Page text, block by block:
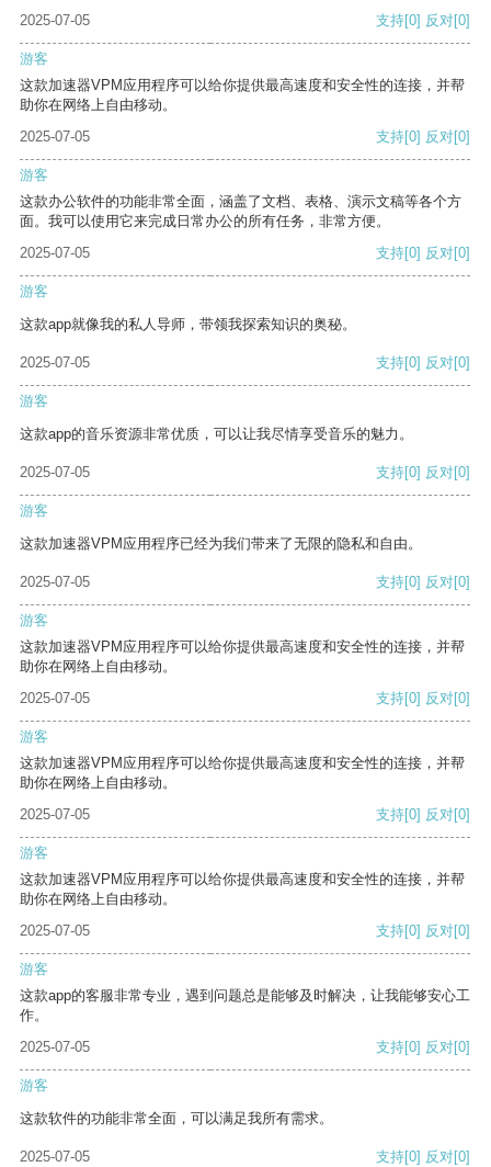
2025-07-05
支持[0] 反对[0]
游客
这款加速器VPM应用程序可以给你提供最高速度和安全性的连接，并帮
助你在网络上自由移动。
2025-07-05
支持[0] 反对[0]
游客
这款办公软件的功能非常全面，涵盖了文档、表格、演示文稿等各个方
面。我可以使用它来完成日常办公的所有任务，非常方便。
2025-07-05
支持[0] 反对[0]
游客
这款app就像我的私人导师，带领我探索知识的奥秘。
2025-07-05 支持[0] 反对[0]
游客
这款app的音乐资源非常优质，可以让我尽情享受音乐的魅力。
2025-07-05 支持[0] 反对[0]
游客
这款加速器VPM应用程序已经为我们带来了无限的隐私和自由。
2025-07-05 支持[0] 反对[0]
游客
这款加速器VPM应用程序可以给你提供最高速度和安全性的连接，并帮
助你在网络上自由移动。
2025-07-05
支持[0] 反对[0]
游客
这款加速器VPM应用程序可以给你提供最高速度和安全性的连接，并帮
助你在网络上自由移动。
2025-07-05
支持[0] 反对[0]
游客
这款加速器VPM应用程序可以给你提供最高速度和安全性的连接，并帮
助你在网络上自由移动。
2025-07-05
支持[0] 反对[0]
游客
这款app的客服非常专业，遇到问题总是能够及时解决，让我能够安心工
作。
2025-07-05
支持[0] 反对[0]
游客
这款软件的功能非常全面，可以满足我所有需求。
2025-07-05 支持[0] 反对[0]